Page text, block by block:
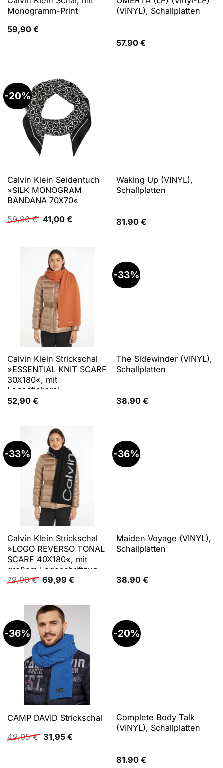
Monogramm-Print
59,90 €
(VINYL), Schallplatten
57.90 €
-20%
Calvin Klein Seidentuch
»SILK MONOGRAM
BANDANA 70X70«
59,90€ Ursprünglicher
Preis
41,00 €Aktueller
Waking Up (VINYL),
Schallplatten
81.90 €
Calvin Klein Strickschal
»ESSENTIAL KNIT SCARF
30X180«, mit
Logostickerei
52,90 €
-33%
The Sidewinder (VINYL),
Schallplatten
38.90 €
-33%
Calvin Klein Strickschal
»LOGO REVERSO TONAL
SCARF 40X180«, mit
großem Logoschriftzug
79,90€ Ursprünglicher
Preis
79,90 €
69,99 €Aktueller
69,99 €.
-36%
Maiden Voyage (VINYL),
Schallplatten
38.90 €
-36%
CAMP DAVID Strickschal
49,95€ Ursprünglicher
Preis
31,95 €Aktueller
-20%
Complete Body Talk
(VINYL), Schallplatten
81.90 €